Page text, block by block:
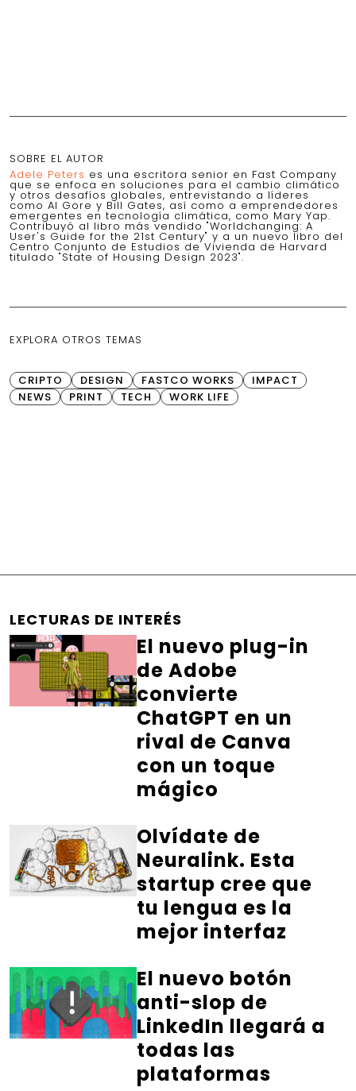
SOBRE EL AUTOR
Adele Peters es una escritora senior en Fast Company
que se enfoca en soluciones para el cambio climático
y otros desafíos globales, entrevistando a líderes
como Al Gore y Bill Gates, así como a emprendedores
emergentes en tecnología climática, como Mary Yap.
Contribuyó al libro más vendido "Worldchanging: A
User's Guide for the 21st Century" y a un nuevo libro del
Centro Conjunto de Estudios de Vivienda de Harvard
titulado "State of Housing Design 2023".
EXPLORA OTROS TEMAS
CRIPTO DESIGN FASTCO WORKS
IMPACT
NEWS
PRINT TECH WORK LIFE
LECTURAS DE INTERÉS
El nuevo plug-in
de Adobe
convierte
ChatGPT en un
rival de Canva
con un toque
mágico
Olvídate de
Neuralink. Esta
startup cree que
tu lengua es la
mejor interfaz
El nuevo botón
anti-slop de
LinkedIn llegará a
todas las
plataformas